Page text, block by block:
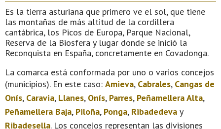
Es la tierra asturiana que primero ve el sol, que tiene
las montañas de más altitud de la cordillera
cantábrica, los Picos de Europa, Parque Nacional,
Reserva de la Biosfera y lugar donde se inició la
Reconquista en España, concretamente en Covadonga.
La comarca está conformada por uno o varios concejos
(municipios). En este caso: Amieva, Cabrales, Cangas de
Onís, Caravia, Llanes, Onís, Parres, Peñamellera Alta,
Peñamellera Baja, Piloña, Ponga, Ribadedeva y
Ribadesella. Los concejos representan las divisiones